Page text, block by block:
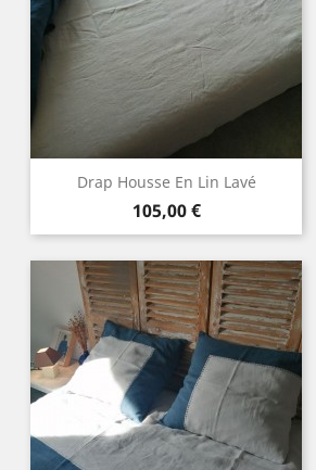
Drap Housse En Lin Lavé
Prix
105,00 €